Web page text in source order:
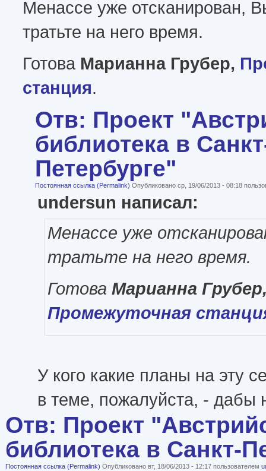
Менассе уже отсканирован,
тратьте на него время.
Готова Марианна Грубер,
станция.
Отв: Проект
библиотека в
Петербурге"
Постоянная ссылка (Permalink) Опубликовано ср, 19/06/2013 - 08:18
undersun написал:
Менассе уже
тратьте на него время.
Готова Марианна
Промежуточная
У кого какие планы на эту
в теме, пожалуйста, - дабы
Отв: Проект
библиотека в Санкт-
Постоянная ссылка (Permalink) Опубликовано вт, 18/06/2013 - 12:17 пользователем